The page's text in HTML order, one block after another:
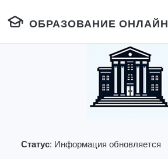
ОБРАЗОВАНИЕ ОНЛАЙН
Статус: Информация обновляется